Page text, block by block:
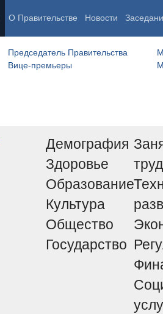
О Правительстве Новости
Председатель Правительства
Вице-премьеры
Демография
Здоровье
Образование
Культура
Общество
Государство
труд